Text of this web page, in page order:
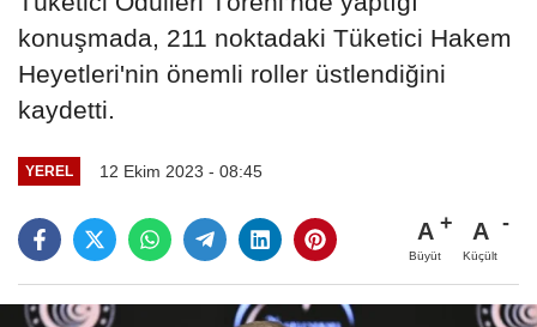
konuşmada, 211 noktadaki Tüketici Hakem
Heyetleri'nin önemli roller üstlendiğini
kaydetti.
YEREL 12 Ekim 2023 - 08:45
A
Büyüt
A
Küçült